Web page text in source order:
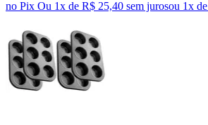
no Pix Ou 1x de R$ 25,40 sem jurosou 1x de